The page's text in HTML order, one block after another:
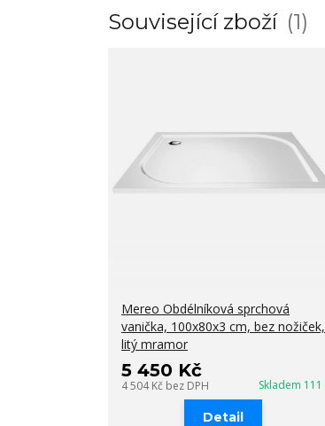
Související zboží 1
Mereo Obdélníková sprchová
vanička, 100x80x3 cm, bez nožiček,
litý mramor
5 450 Kč
4 504 Kč bez DPH Skladem 111
Detail